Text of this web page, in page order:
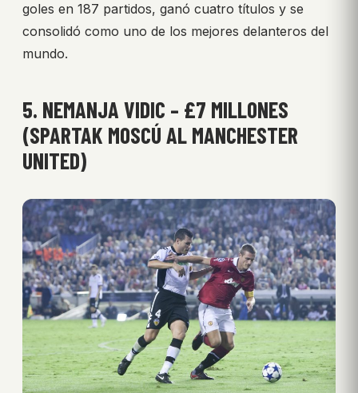
goles en 187 partidos, ganó cuatro títulos y se
consolidó como uno de los mejores delanteros del
mundo.
5. NEMANJA VIDIC – £7 MILLONES
(SPARTAK MOSCÚ AL MANCHESTER
UNITED)